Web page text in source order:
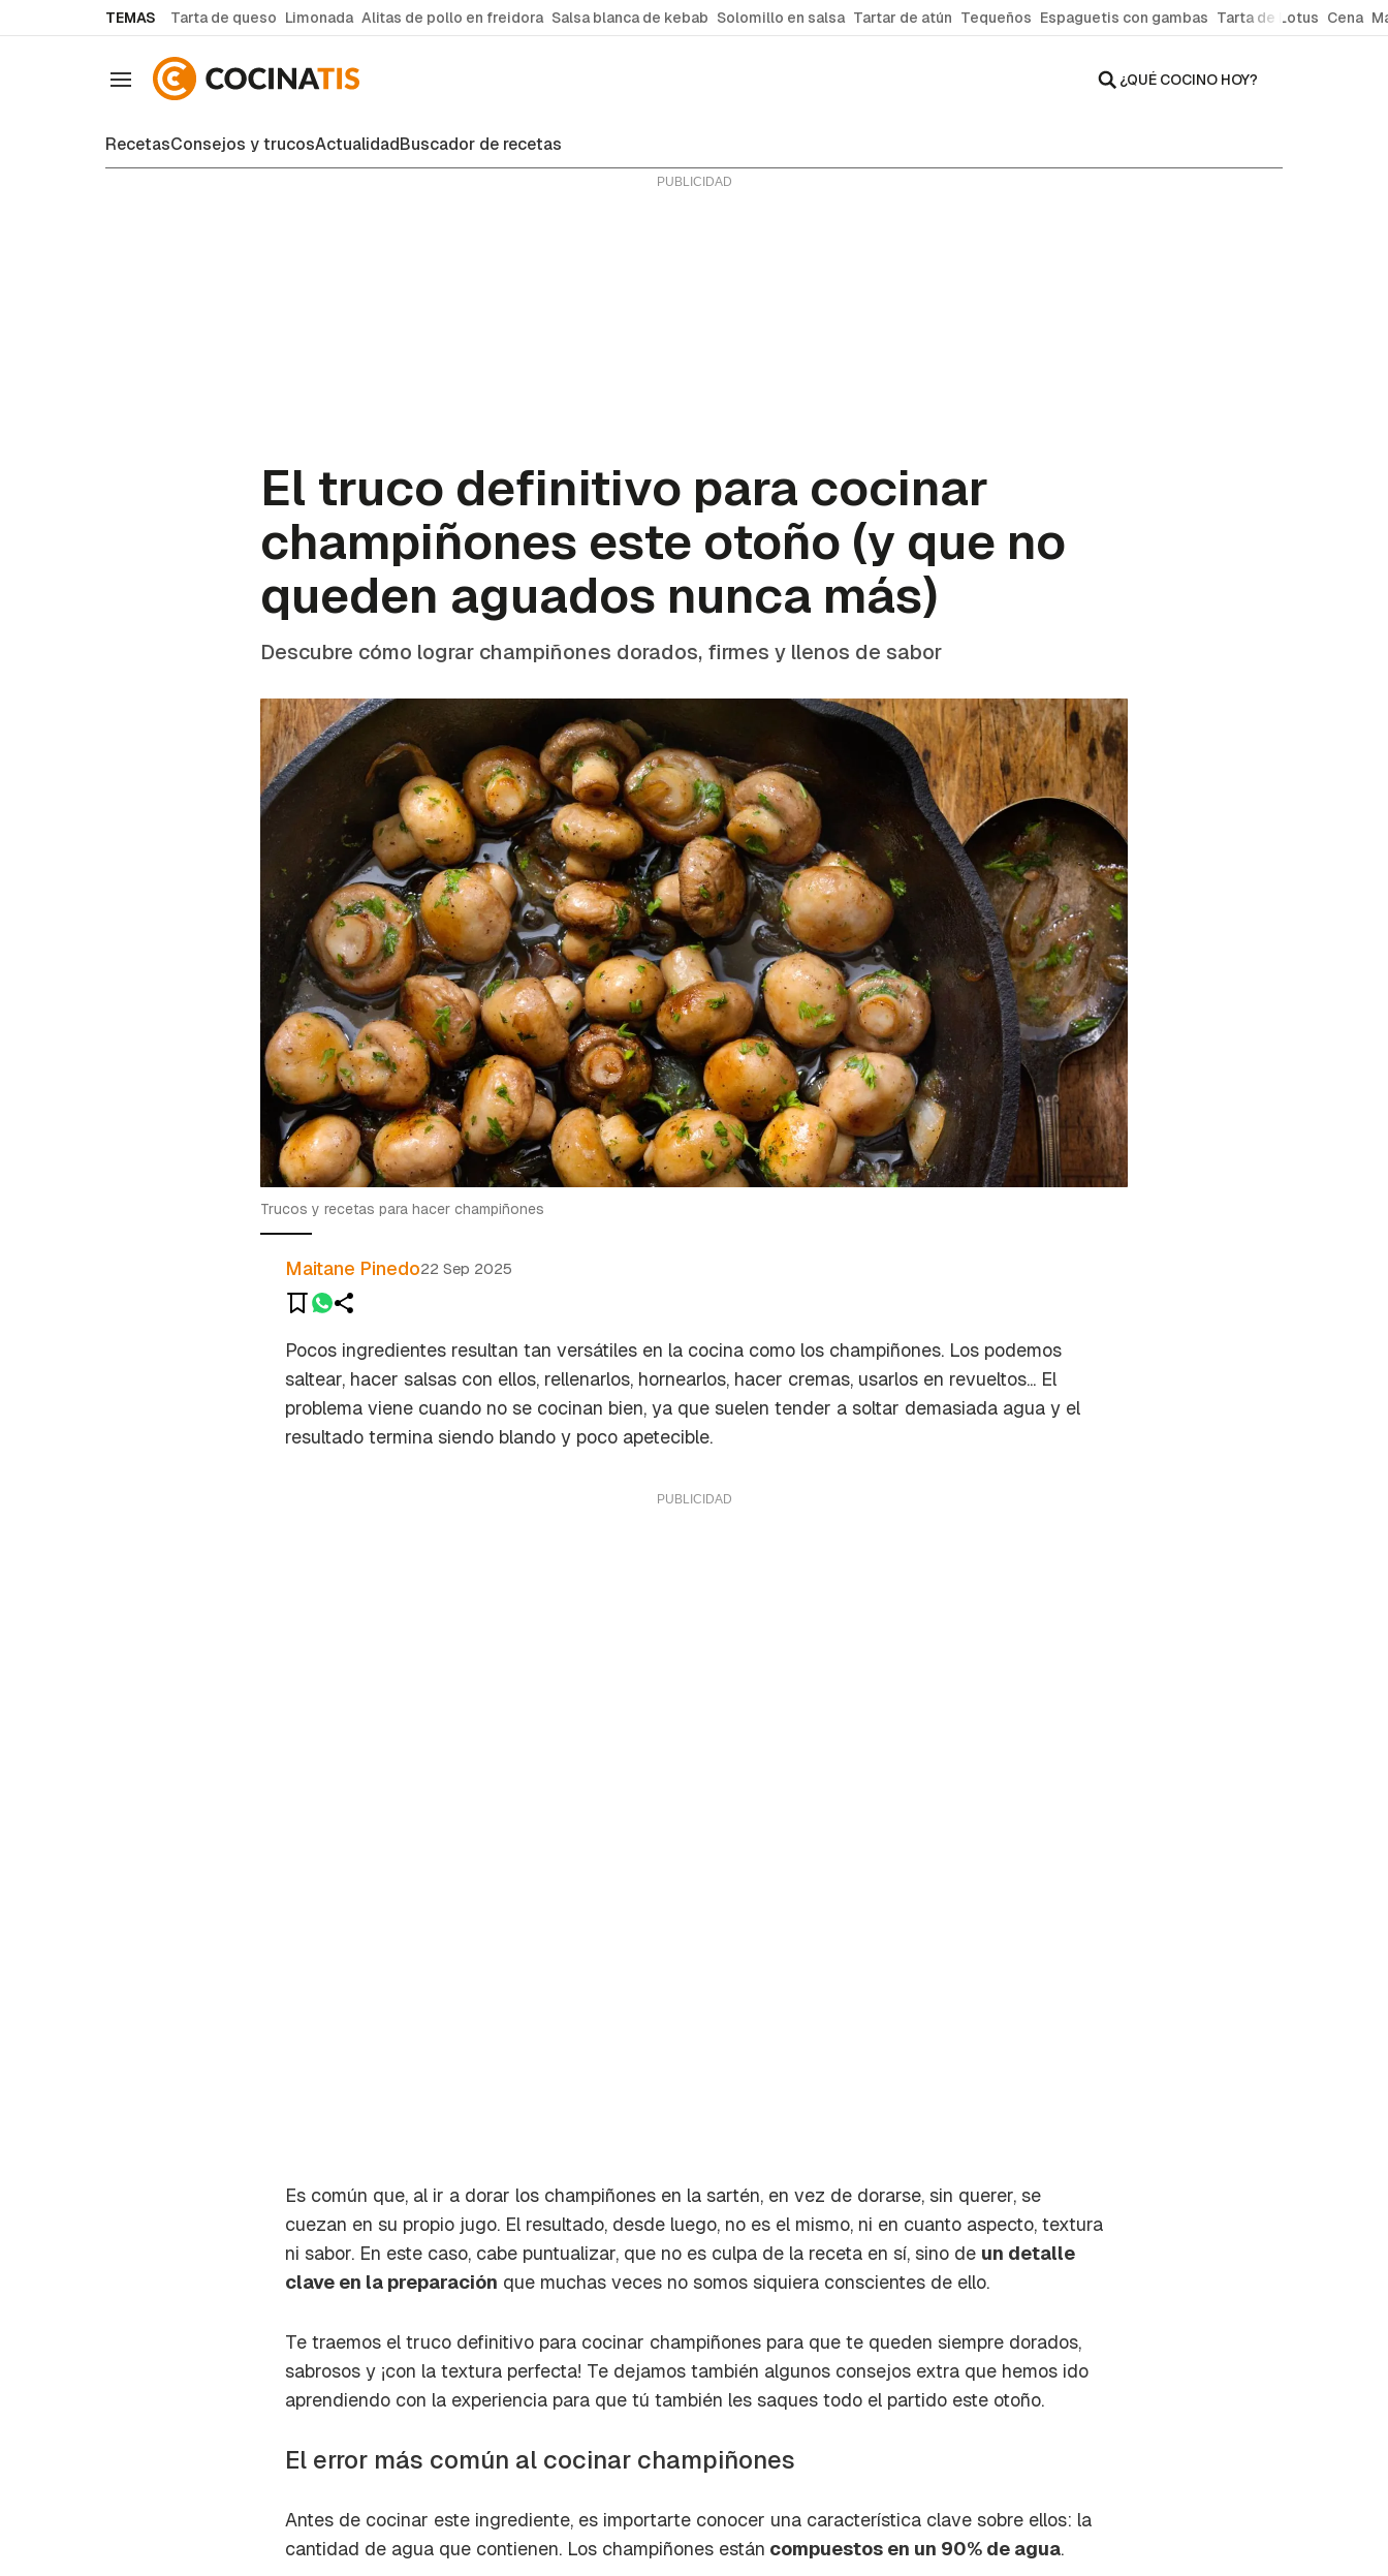
TEMAS Tarta de queso Limonada Alitas de pollo en freidora Salsa blanca de kebab Solomillo en salsa Tartar de atún Tequeños Espaguetis con gambas Tarta de Lotus Cena
Navegación ¿QUÉ COCINO HOY?
RecetasConsejos y trucosActualidadBuscador de recetas
El truco definitivo para cocinar
champiñones este otoño (y que no
queden aguados nunca más)
Descubre cómo lograr champiñones dorados, firmes y llenos de sabor
Trucos y recetas para hacer champiñones
Maitane Pinedo22 Sep 2025
Guardar como favorito
Para poder guardar como favorito, primero has de iniciar sesión con tu
INICIAR SESIÓN CANCELAR
Pocos ingredientes resultan tan versátiles en la cocina como los champiñones. Los podemos
saltear, hacer salsas con ellos, rellenarlos, hornearlos, hacer cremas, usarlos en revueltos... El
problema viene cuando no se cocinan bien, ya que suelen tender a soltar demasiada agua y el
resultado termina siendo blando y poco apetecible.
Es común que, al ir a dorar los champiñones en la sartén, en vez de dorarse, sin querer, se
cuezan en su propio jugo. El resultado, desde luego, no es el mismo, ni en cuanto aspecto, textura
ni sabor. En este caso, cabe puntualizar, que no es culpa de la receta en sí, sino de un detalle
clave en la preparación que muchas veces no somos siquiera conscientes de ello.
Te traemos el truco definitivo para cocinar champiñones para que te queden siempre dorados,
sabrosos y ¡con la textura perfecta! Te dejamos también algunos consejos extra que hemos ido
aprendiendo con la experiencia para que tú también les saques todo el partido este otoño.
El error más común al cocinar champiñones
Antes de cocinar este ingrediente, es importarte conocer una característica clave sobre ellos: la
cantidad de agua que contienen. Los champiñones están compuestos en un 90% de agua.
Contenido enviado